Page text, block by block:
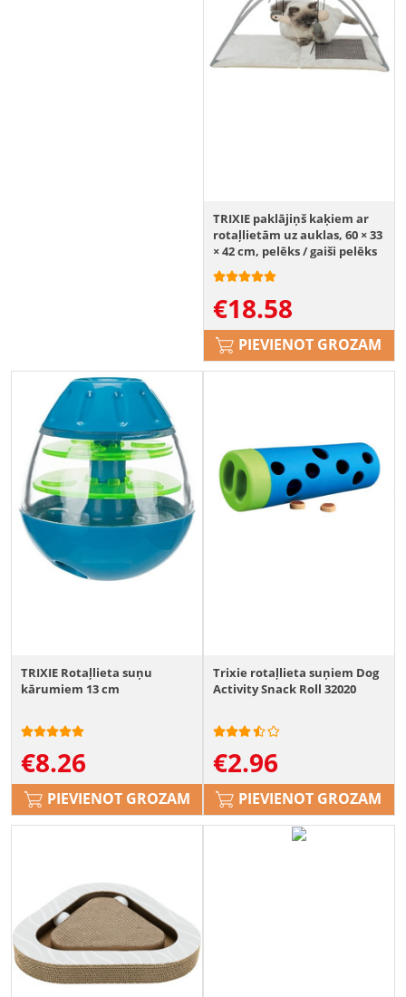
TRIXIE paklājiņš kaķiem ar
rotaļlietām uz auklas, 60 × 33
× 42 cm, pelēks / gaiši pelēks
€18.58
PIEVIENOT GROZAM
TRIXIE Rotaļlieta suņu
kārumiem 13 cm
€8.26
PIEVIENOT GROZAM
Trixie rotaļlieta suņiem Dog
Activity Snack Roll 32020
€2.96
PIEVIENOT GROZAM